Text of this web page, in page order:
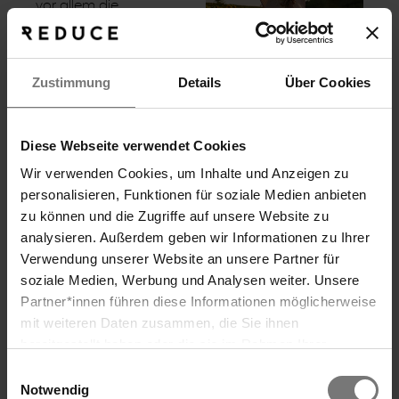
Zustimmung Details Über Cookies
Diese Webseite verwendet Cookies
Wir verwenden Cookies, um Inhalte und Anzeigen zu
personalisieren, Funktionen für soziale Medien anbieten
zu können und die Zugriffe auf unsere Website zu
analysieren. Außerdem geben wir Informationen zu Ihrer
Verwendung unserer Website an unsere Partner für
soziale Medien, Werbung und Analysen weiter. Unsere
Partner*innen führen diese Informationen möglicherweise
mit weiteren Daten zusammen, die Sie ihnen
Cookies und ähnliche Technologien (Tracking-Pixel),
Notwendig
vor allem die
Superheldenpose, ist
eine einfache, aber
wirksame Übung, die
darauf abzielt, die
Körperbewegungen
einen Einfluss auf unsere
geistige Verfassung
haben können.
Körper an Hirn
Suche